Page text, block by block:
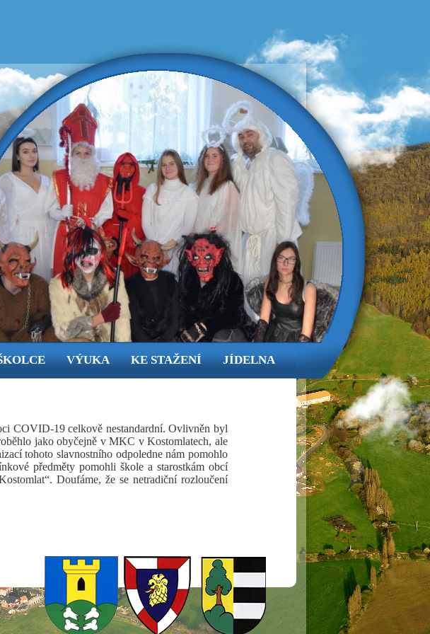
ZŠ a MŠ
Kostomlaty pod
Milešovkou
VÝUKA KE STAŽENÍ JÍDELNA
COVID-19 celkově nestandardní. Ovlivněn byl
jako obyčejně v MKC v Kostomlatech, ale
tohoto slavnostního odpoledne nám pomohlo
předměty pomohli škole a starostkám obcí
Doufáme, že se netradiční rozloučení